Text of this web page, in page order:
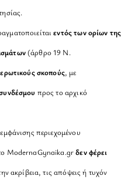
εντός των ορίων της
(άρθρο 19 Ν.
σκοπούς, με
προς το αρχικό
περιεχομένου
ModernaGynaika.grδεν φέρει
ακρίβεια, τις απόψεις ή τυχόν